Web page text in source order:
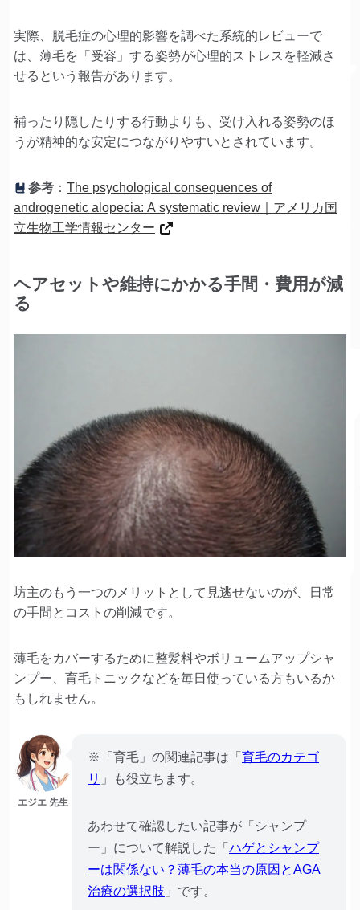
実際、脱毛症の心理的影響を調べた系統的レビューで
は、薄毛を「受容」する姿勢が心理的ストレスを軽減さ
せるという報告があります。
補ったり隠したりする行動よりも、受け入れる姿勢のほ
うが精神的な安定につながりやすいとされています。
参考 ： The psychological consequences of
androgenetic alopecia: A systematic review｜アメリカ国
立生物工学情報センター
ヘアセットや維持にかかる手間・費用が減
る
坊主のもう一つのメリットとして見逃せないのが、日常
の手間とコストの削減です。
薄毛をカバーするために整髪料やボリュームアップシャ
ンプー、育毛トニックなどを毎日使っている方もいるか
もしれません。
エジエ 先生
※「育毛」の関連記事は「 育毛のカテゴ
リ 」も役立ちます。
あわせて確認したい記事が「シャンプ
ー」について解説した「 ハゲとシャンプ
ーは関係ない？薄毛の本当の原因とAGA
治療の選択肢 」です。